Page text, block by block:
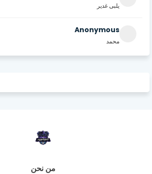
يلبى غدير
Anonymous
محمد
من نحن